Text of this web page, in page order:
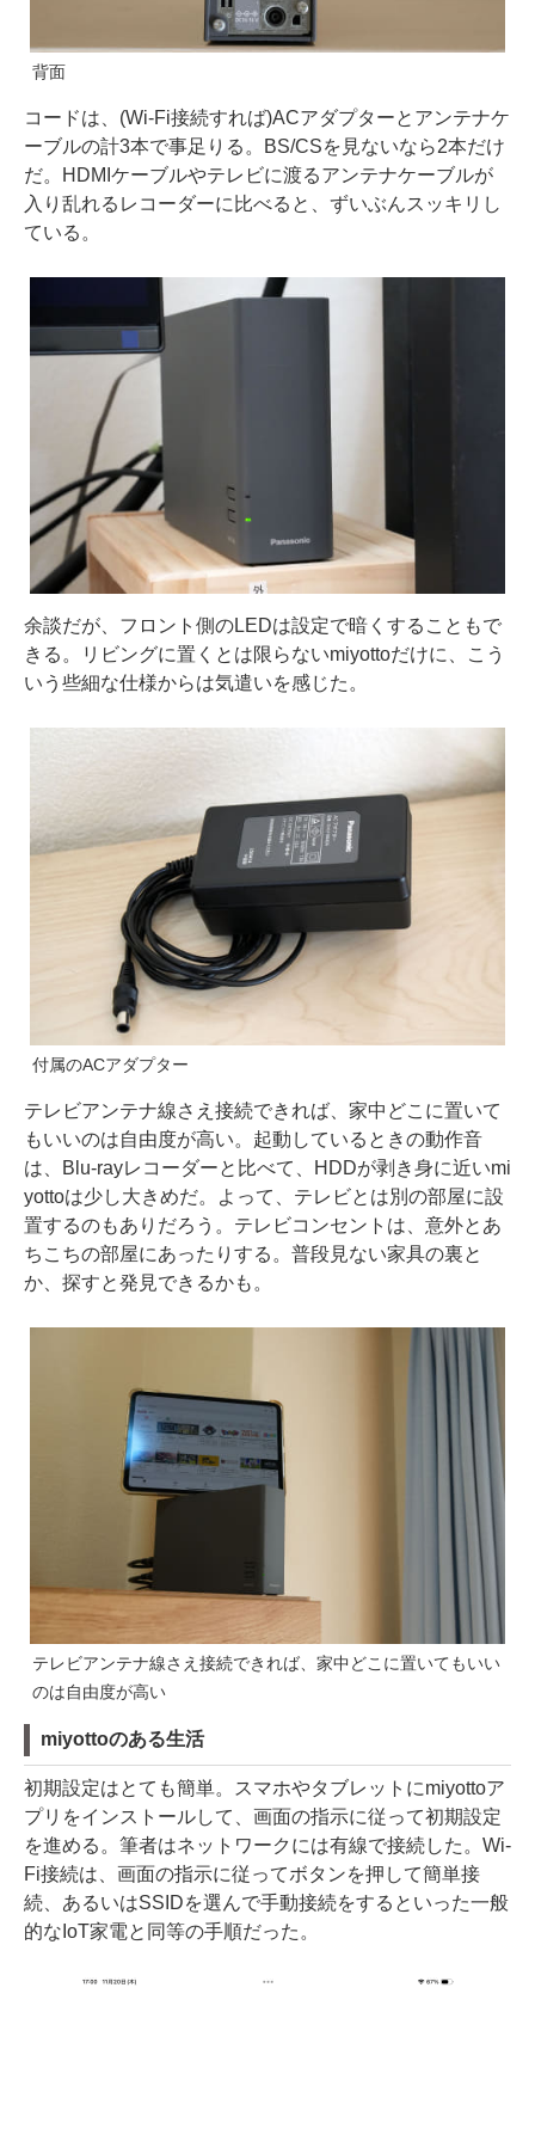
背面
コードは、(Wi-Fi接続すれば)ACアダプターとアンテナケ
ーブルの計3本で事足りる。BS/CSを見ないなら2本だけ
だ。HDMIケーブルやテレビに渡るアンテナケーブルが
入り乱れるレコーダーに比べると、ずいぶんスッキリし
ている。
余談だが、フロント側のLEDは設定で暗くすることもで
きる。リビングに置くとは限らないmiyottoだけに、こう
いう些細な仕様からは気遣いを感じた。
付属のACアダプター
テレビアンテナ線さえ接続できれば、家中どこに置いて
もいいのは自由度が高い。起動しているときの動作音
は、Blu-rayレコーダーと比べて、HDDが剥き身に近いmi
yottoは少し大きめだ。よって、テレビとは別の部屋に設
置するのもありだろう。テレビコンセントは、意外とあ
ちこちの部屋にあったりする。普段見ない家具の裏と
か、探すと発見できるかも。
テレビアンテナ線さえ接続できれば、家中どこに置いてもいい
のは自由度が高い
miyottoのある生活
初期設定はとても簡単。スマホやタブレットにmiyottoア
プリをインストールして、画面の指示に従って初期設定
を進める。筆者はネットワークには有線で接続した。Wi-
Fi接続は、画面の指示に従ってボタンを押して簡単接
続、あるいはSSIDを選んで手動接続をするといった一般
的なIoT家電と同等の手順だった。